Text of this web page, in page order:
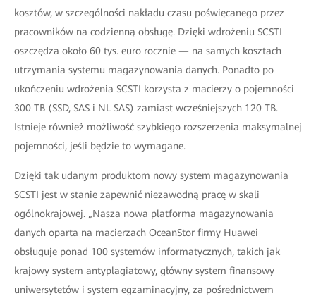
kosztów, w szczególności nakładu czasu poświęcanego przez
pracowników na codzienną obsługę. Dzięki wdrożeniu SCSTI
oszczędza około 60 tys. euro rocznie — na samych kosztach
utrzymania systemu magazynowania danych. Ponadto po
ukończeniu wdrożenia SCSTI korzysta z macierzy o pojemności
300 TB (SSD, SAS i NL SAS) zamiast wcześniejszych 120 TB.
Istnieje również możliwość szybkiego rozszerzenia maksymalnej
pojemności, jeśli będzie to wymagane.
Dzięki tak udanym produktom nowy system magazynowania
SCSTI jest w stanie zapewnić niezawodną pracę w skali
ogólnokrajowej. „Nasza nowa platforma magazynowania
danych oparta na macierzach OceanStor firmy Huawei
obsługuje ponad 100 systemów informatycznych, takich jak
krajowy system antyplagiatowy, główny system finansowy
uniwersytetów i system egzaminacyjny, za pośrednictwem